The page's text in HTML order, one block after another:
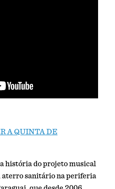
A QUINTA DE
história do projeto musical
aterro sanitário na periferia